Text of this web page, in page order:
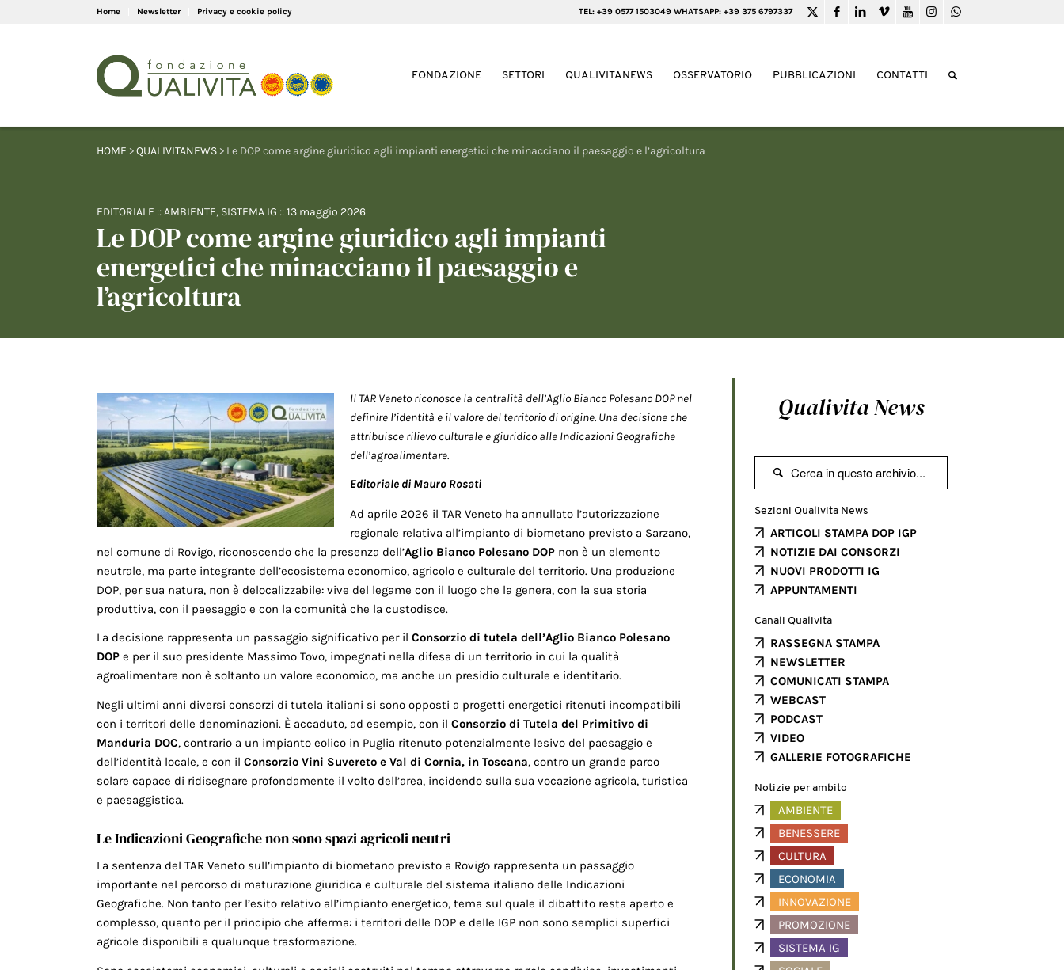
Home Newsletter Privacy e cookie policy TEL: +39 0577 1503049 WHATSAPP: +39 375 6797337
FONDAZIONE SETTORI QUALIVITANEWS OSSERVATORIO PUBBLICAZIONI CONTATTI
HOME >QUALIVITANEWS > Le DOP come argine giuridico agli impianti energetici che minacciano il paesaggio e l’agricoltura
EDITORIALE ::AMBIENTE, SISTEMA IG ::13 maggio 2026
Le DOP come argine giuridico agli impianti
energetici che minacciano il paesaggio e
l’agricoltura
Il TAR Veneto riconosce la centralità dell’Aglio Bianco Polesano DOP nel
definire l’identità e il valore del territorio di origine. Una decisione che
attribuisce rilievo culturale e giuridico alle Indicazioni Geografiche
dell’agroalimentare.
Editoriale di Mauro Rosati
Ad aprile 2026 il TAR Veneto ha annullato l’autorizzazione
regionale relativa all’impianto di biometano previsto a Sarzano,
nel comune di Rovigo, riconoscendo che la presenza dell’Aglio Bianco Polesano DOP non è un elemento
neutrale, ma parte integrante dell’ecosistema economico, agricolo e culturale del territorio. Una produzione
DOP, per sua natura, non è delocalizzabile: vive del legame con il luogo che la genera, con la sua storia
produttiva, con il paesaggio e con la comunità che la custodisce.
La decisione rappresenta un passaggio significativo per il Consorzio di tutela dell’Aglio Bianco Polesano
DOP e per il suo presidente Massimo Tovo, impegnati nella difesa di un territorio in cui la qualità
agroalimentare non è soltanto un valore economico, ma anche un presidio culturale e identitario.
Negli ultimi anni diversi consorzi di tutela italiani si sono opposti a progetti energetici ritenuti incompatibili
con i territori delle denominazioni. È accaduto, ad esempio, con il Consorzio di Tutela del Primitivo di
Manduria DOC, contrario a un impianto eolico in Puglia ritenuto potenzialmente lesivo del paesaggio e
dell’identità locale, e con il Consorzio Vini Suvereto e Val di Cornia, in Toscana, contro un grande parco
solare capace di ridisegnare profondamente il volto dell’area, incidendo sulla sua vocazione agricola, turistica
e paesaggistica.
Le Indicazioni Geografiche non sono spazi agricoli neutri
La sentenza del TAR Veneto sull’impianto di biometano previsto a Rovigo rappresenta un passaggio
importante nel percorso di maturazione giuridica e culturale del sistema italiano delle Indicazioni
Geografiche. Non tanto per l’esito relativo all’impianto energetico, tema sul quale il dibattito resta aperto e
complesso, quanto per il principio che afferma: i territori delle DOP e delle IGP non sono semplici superfici
agricole disponibili a qualunque trasformazione.
Qualivita News

Sezioni Qualivita News
ARTICOLI STAMPA DOP IGP
NOTIZIE DAI CONSORZI
NUOVI PRODOTTI IG
APPUNTAMENTI
Canali Qualivita
RASSEGNA STAMPA
NEWSLETTER
COMUNICATI STAMPA
WEBCAST
PODCAST
VIDEO
GALLERIE FOTOGRAFICHE
Notizie per ambito
AMBIENTE
BENESSERE
CULTURA
ECONOMIA
INNOVAZIONE
PROMOZIONE
SISTEMA IG